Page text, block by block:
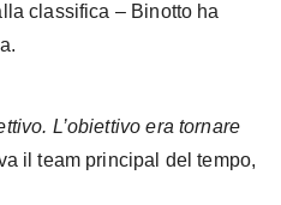
classifica – Binotto ha
L’obiettivo era tornare
il team principal del tempo,